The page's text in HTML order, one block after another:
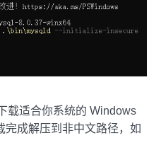
载适合你系统的 Windows
完成解压到非中文路径，如